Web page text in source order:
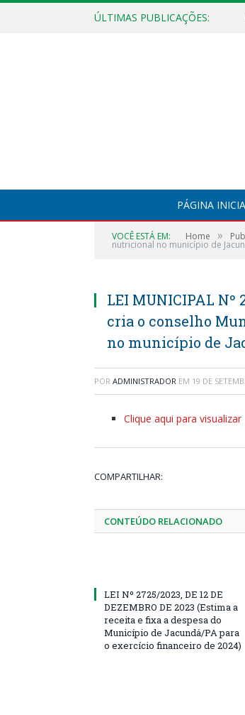
ÚLTIMAS PUBLICAÇÕES:
PÁGINA
VOCÊ ESTÁ EM: Home »
nutricional no município de
LEI MUNICIPAL Nº
cria o conselho
no município de
POR ADMINISTRADOR EM 19 DE
Clique aqui para visualizar
COMPARTILHAR:
CONTEÚDO RELACIONADO
LEI Nº 2725/2023, DE 12 DE
DEZEMBRO DE 2023 (Estima a
receita e fixa a despesa do
Município de Jacundá/PA para
o exercício financeiro de 2024)